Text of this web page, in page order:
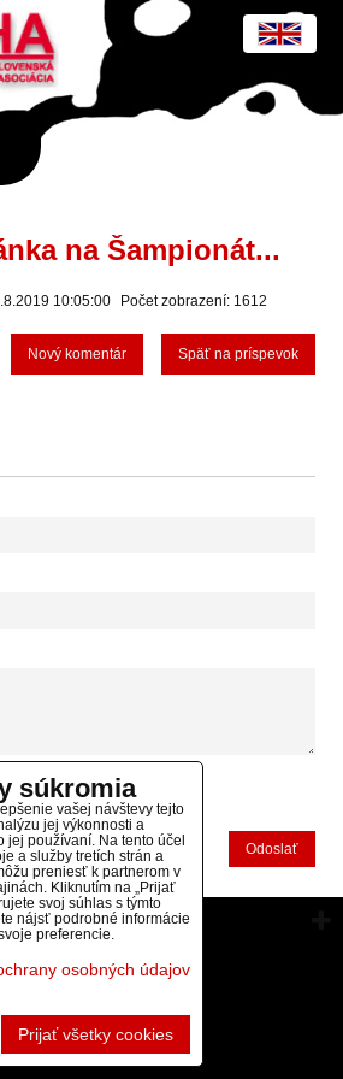
na Šampionát...
10:05:00 Počet zobrazení: 1612
Späť na príspevok
Nový komentár
Odoslať
súkromia
vašej návštevy tejto
jej výkonnosti a
používaní. Na tento účel
a služby tretích strán a
preniesť k partnerom v
Kliknutím na „Prijať
svoj súhlas s týmto
nájsť podrobné informácie
preferencie.
osobných údajov
Prijať všetky cookies